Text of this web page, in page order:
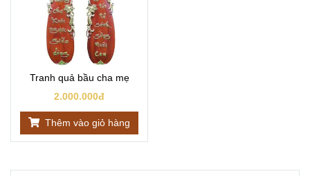
Tranh quả bầu cha mẹ
2.000.000đ
Thêm vào giỏ hàng